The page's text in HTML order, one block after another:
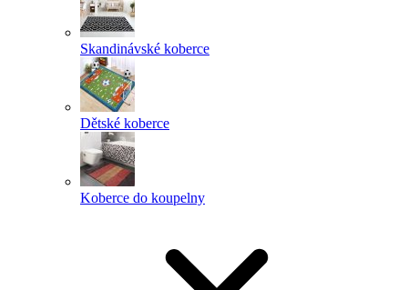
Skandinávské koberce
Dětské koberce
Koberce do koupelny